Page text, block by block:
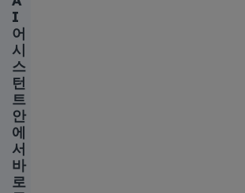
I
어
시
스
턴
트
안
에
서
바
로